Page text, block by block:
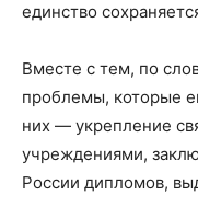
единство
Вместе с тем, по
проблемы, которые
них — укрепление
учреждениями,
России дипломов,